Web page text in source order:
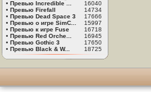
• Превью Incredible ...
16040
• Превью Firefall
14734
• Превью Dead Space 3
17666
• Превью о игре SimC...
15997
• Превью к игре Fuse
16718
• Превью Red Orche...
16945
• Превью Gothic 3
17650
• Превью Black & W... 18725